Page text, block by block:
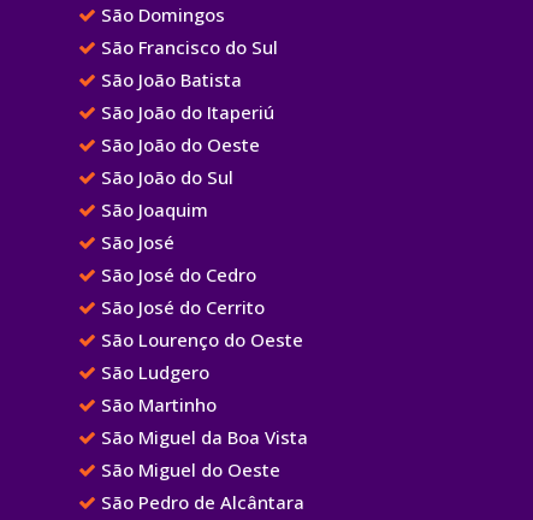
São Domingos
São Francisco do Sul
São João Batista
São João do Itaperiú
São João do Oeste
São João do Sul
São Joaquim
São José
São José do Cedro
São José do Cerrito
São Lourenço do Oeste
São Ludgero
São Martinho
São Miguel da Boa Vista
São Miguel do Oeste
São Pedro de Alcântara